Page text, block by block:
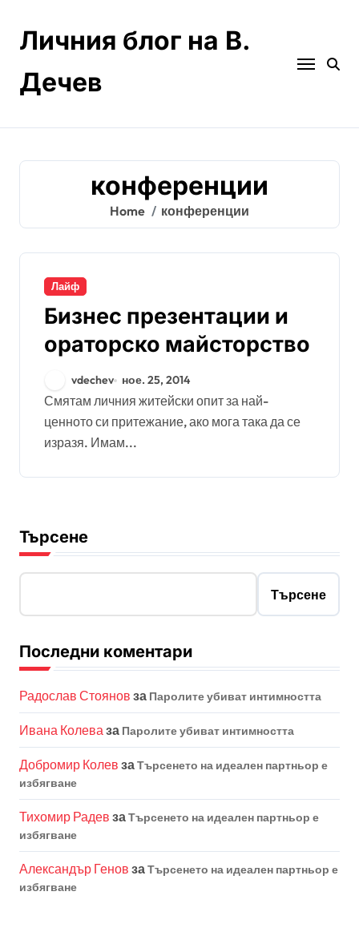
contentЛичния блог на В.
Дечев
конференции
Home конференции
Лайф
Бизнес презентации и
ораторско майсторство
vdechev ное. 25, 2014
Смятам личния житейски опит за най-
ценното си притежание, ако мога така да се
изразя. Имам...
Търсене
Търсене
Последни коментари
Радослав Стоянов за Паролите убиват интимността
Ивана Колеваза Паролите убиват интимността
Добромир Колев заТърсенето на идеален партньор е
избягване
Тихомир Радев заТърсенето на идеален партньор е
избягване
Александър Генов заТърсенето на идеален партньор е
избягване